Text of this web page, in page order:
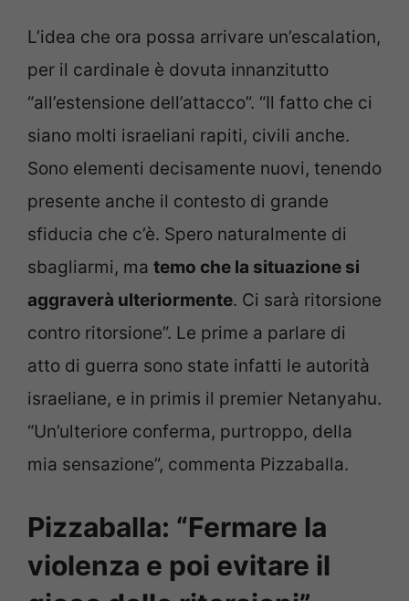
L’idea che ora possa arrivare un’escalation,
per il cardinale è dovuta innanzitutto
“all’estensione dell’attacco”. “Il fatto che ci
siano molti israeliani rapiti, civili anche.
Sono elementi decisamente nuovi, tenendo
presente anche il contesto di grande
sfiducia che c’è. Spero naturalmente di
sbagliarmi, ma temo che la situazione si
aggraverà ulteriormente. Ci sarà ritorsione
contro ritorsione”. Le prime a parlare di
atto di guerra sono state infatti le autorità
israeliane, e in primis il premier Netanyahu.
“Un’ulteriore conferma, purtroppo, della
mia sensazione”, commenta Pizzaballa.
Pizzaballa: “Fermare la
violenza e poi evitare il